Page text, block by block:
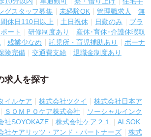
グスタッフ募集 未経験OK 管理職求人
無
休日110日以上 土日祝休 日勤のみ
ブラ
ート 研修制度あり
産休･育休･介護休暇取
残業少なめ 託児所・育児補助あり
ボーナ
険完備 交通費支給 退職金制度あり
求人を探す
イルケア 株式会社ツクイ
株式会社日本ア
ＳＯＭＰＯケア株式会社
ソーシャルインク
社SOYOKAZE 株式会社ケア２１
ALSOK
社ケアリッツ・アンド・パートナーズ
株式